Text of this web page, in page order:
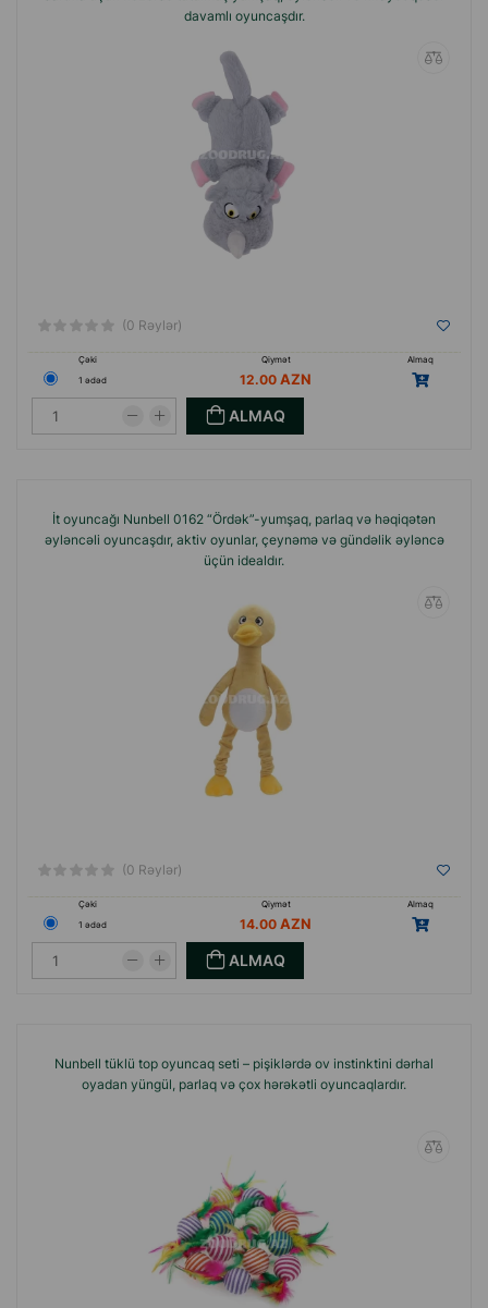
davamlı oyuncaşdır.
(0 Rəylər)
Çəki Qiymət
Almaq
1 ədəd
12.00
ALMAQ
İt oyuncağı Nunbell 0162 “Ördək”-yumşaq, parlaq və həqiqətən
əyləncəli oyuncaşdır, aktiv oyunlar, çeynəmə və gündəlik əyləncə
üçün idealdır.
(0 Rəylər)
Çəki Qiymət
Almaq
1 ədəd
14.00
ALMAQ
Nunbell tüklü top oyuncaq seti – pişiklərdə ov instinktini dərhal
oyadan yüngül, parlaq və çox hərəkətli oyuncaqlardır.